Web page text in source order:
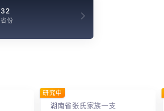
32
省份
湖南省张氏家族一支
研究中